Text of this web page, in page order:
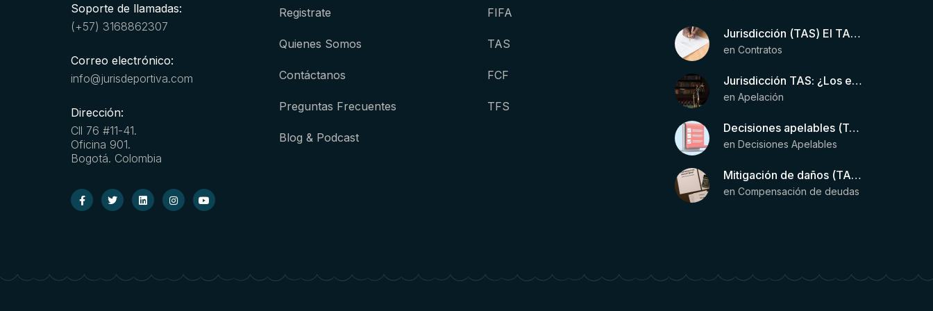
Soporte de llamadas:
(+57) 3168862307
Correo electrónico:
info@jurisdeportiva.com
Dirección:
Cll 76 #11-41.
Oficina 901.
Bogotá. Colombia
Registrate
Quienes Somos
Contáctanos
Preguntas Frecuentes
Blog & Podcast
FIFA
TAS
FCF
TFS
Jurisdicción (TAS) El TAS confirma la validez de la cláusula de sumisión jurisdiccional en el contrato del futbolista.
en Contratos
Jurisdicción TAS: ¿Los estatutos de una entidad organizadora de una liga de fútbol pueden otorgar competencia de forma directa al TAS?
en Apelación
Decisiones apelables (TAS): Requisitos para que exista una decisión
en Decisiones Apelables
Mitigación de daños (TAS) – Deducción de ingresos comprobados según el artículo 6(2)(b) del Anexo 2 RSTP FIFA
en Compensación de deudas